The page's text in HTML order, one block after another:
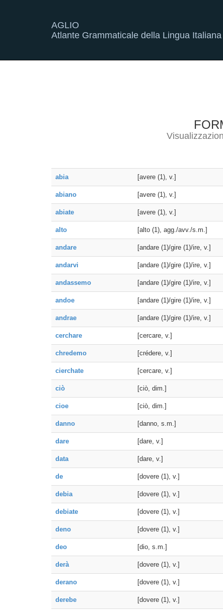
AGLIO
Atlante Grammaticale della Lingua
abia [avere (1), v.]
abiano [avere (1), v.]
abiate [avere (1), v.]
alto [alto (1), agg./avv./s.m.]
andare [andare (1)/gire (1)/ire, v.]
andarvi [andare (1)/gire (1)/ire, v.]
andassemo [andare (1)/gire (1)/ire, v.]
andoe [andare (1)/gire (1)/ire, v.]
andrae [andare (1)/gire (1)/ire, v.]
cerchare [cercare, v.]
chredemo [crédere, v.]
cierchate [cercare, v.]
ciò [ciò, dim.]
cioe [ciò, dim.]
danno [danno, s.m.]
dare [dare, v.]
data [dare, v.]
de [dovere (1), v.]
debia [dovere (1), v.]
debiate [dovere (1), v.]
deno [dovere (1), v.]
deo [dio, s.m.]
derà [dovere (1), v.]
derano [dovere (1), v.]
derebe [dovere (1), v.]